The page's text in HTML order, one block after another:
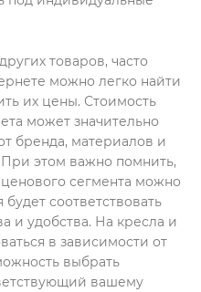
товаров, часто
можно легко найти
их цены. Стоимость
может значительно
бренда, материалов и
этом важно помнить,
сегмента можно
соответствовать
и удобства. На кресла и
в зависимости от
выбрать
вашему